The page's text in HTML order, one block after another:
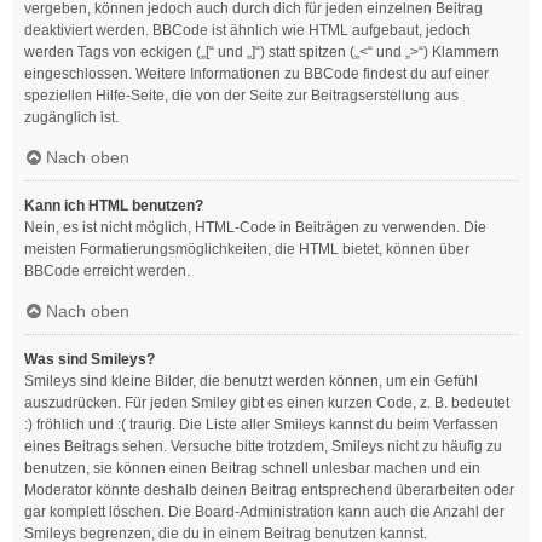
vergeben, können jedoch auch durch dich für jeden einzelnen Beitrag
deaktiviert werden. BBCode ist ähnlich wie HTML aufgebaut, jedoch
werden Tags von eckigen („[“ und „]“) statt spitzen („<“ und „>“) Klammern
eingeschlossen. Weitere Informationen zu BBCode findest du auf einer
speziellen Hilfe-Seite, die von der Seite zur Beitragserstellung aus
zugänglich ist.
Nach oben
Kann ich HTML benutzen?
Nein, es ist nicht möglich, HTML-Code in Beiträgen zu verwenden. Die
meisten Formatierungsmöglichkeiten, die HTML bietet, können über
BBCode erreicht werden.
Nach oben
Was sind Smileys?
Smileys sind kleine Bilder, die benutzt werden können, um ein Gefühl
auszudrücken. Für jeden Smiley gibt es einen kurzen Code, z. B. bedeutet
:) fröhlich und :( traurig. Die Liste aller Smileys kannst du beim Verfassen
eines Beitrags sehen. Versuche bitte trotzdem, Smileys nicht zu häufig zu
benutzen, sie können einen Beitrag schnell unlesbar machen und ein
Moderator könnte deshalb deinen Beitrag entsprechend überarbeiten oder
gar komplett löschen. Die Board-Administration kann auch die Anzahl der
Smileys begrenzen, die du in einem Beitrag benutzen kannst.